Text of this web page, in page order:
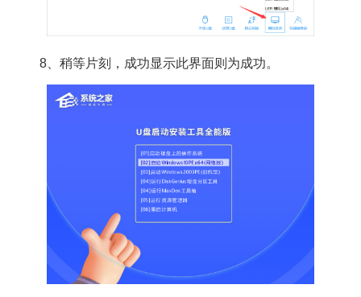
8、稍等片刻，成功显示此界面则为成功。